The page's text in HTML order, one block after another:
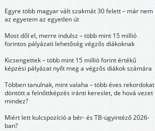
Egyre több magyar vált szakmát 30 felett – már nem
az egyetem az egyetlen út
Most dől el, merre indulsz – több mint 15 millió
forintos pályázati lehetőség végzős diákoknak
Kicsengettek – több mint 15 millió forint értékű
képzési pályázat nyílt meg a végzős diákok számára
Többen tanulnak, mint valaha – több éves rekordokat
döntött a felnőttképzés iránti kereslet, de hová vezet
mindez?
Miért lett kulcspozíció a bér- és TB-ügyintéző 2026-
ban?